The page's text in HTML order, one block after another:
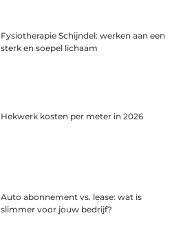
Fysiotherapie Schijndel: werken aan een
sterk en soepel lichaam
Hekwerk kosten per meter in 2026
Auto abonnement vs. lease: wat is
slimmer voor jouw bedrijf?